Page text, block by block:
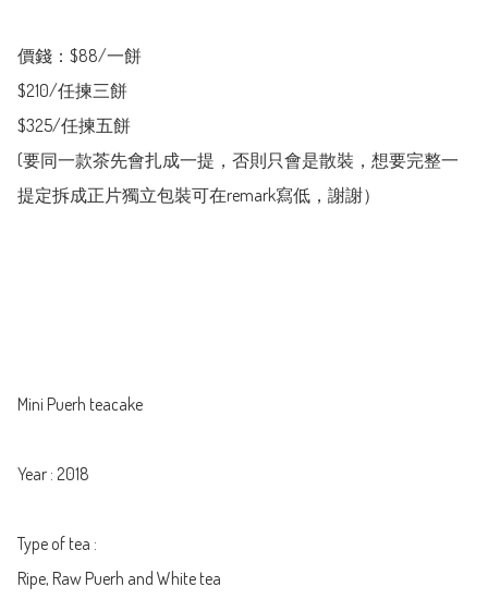
價錢：$88/一餅
$210/任揀三餅
$325/任揀五餅
(要同一款茶先會扎成一提，否則只會是散裝，想要完整一
提定拆成正片獨立包裝可在remark寫低，謝謝）
Mini Puerh teacake
Year : 2018
Type of tea :
Ripe, Raw Puerh and White tea